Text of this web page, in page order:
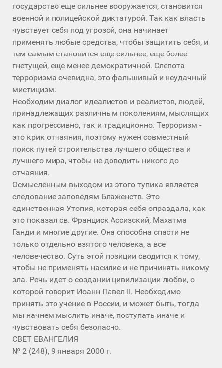
государство еще сильнее вооружается, становится
военной и полицейской диктатурой. Так как власть
чувствует себя под угрозой, она начинает
применять любые средства, чтобы защитить себя, и
тем самым становится еще сильнее, еще более
гнетущей, еще менее демократичной. Слепота
терроризма очевидна, это фальшивый и неудачный
мистицизм.
Необходим диалог идеалистов и реалистов, людей,
принадлежащих различным поколениям, мыслящих
как прогрессивно, так и традиционно. Терроризм -
это крик отчаяния, поэтому нужен совместный
поиск путей строительства лучшего общества и
лучшего мира, чтобы не доводить никого до
отчаяния.
Осмысленным выходом из этого тупика является
следование заповедям Блаженств. Это
единственная Утопия, которая себя оправдала, как
это показал св. Франциск Ассизский, Махатма
Ганди и многие другие. Она способна спасти не
только отдельно взятого человека, а все
человечество. Суть этой позиции сводится к тому,
чтобы не применять насилие и не причинять никому
зла. Речь идет о создании цивилизации любви, о
которой говорит Иоанн Павел II. Необходимо
принять это учение в России, и может быть, тогда
мы начнем мыслить иначе, поступать иначе и
чувствовать себя безопасно.
СВЕТ ЕВАНГЕЛИЯ
№ 2 (248), 9 января 2000 г.